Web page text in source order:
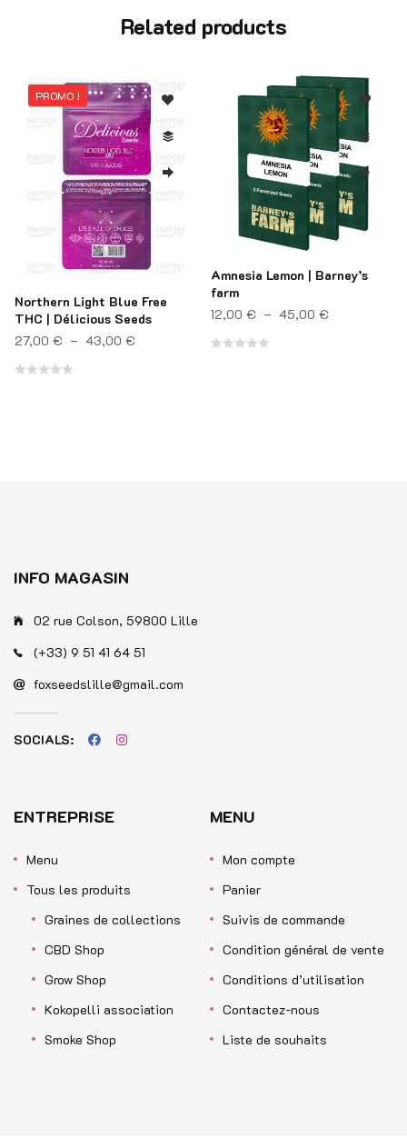
Related products
: 14,00 € à 91,00 €
PROMO !
Northern Light Blue Free
THC | Délicious Seeds
27,00 € – 43,00 €Plage de prix : 27,00 € à 43,00 €
Amnesia Lemon | Barney’s
farm
12,00 € – 45,00 €
INFO MAGASIN
02 rue Colson, 59800 Lille
(+33) 9 51 41 64 51
foxseedslille@gmail.com
SOCIALS:
ENTREPRISE
Menu
Tous les produits
Graines de collections
CBD Shop
Grow Shop
Kokopelli association
Smoke Shop
MENU
Mon compte
Panier
Suivis de commande
Condition général de vente
Conditions d’utilisation
Contactez-nous
Liste de souhaits